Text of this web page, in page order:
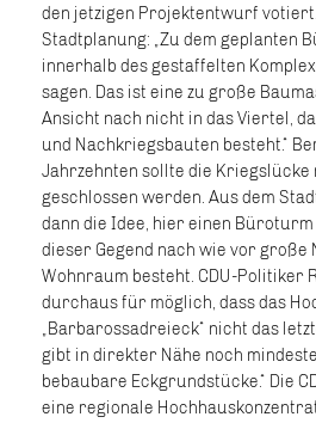
den jetzigen Projektentwurf
Stadtplanung: „Zu dem geplanten
innerhalb des gestaffelten
sagen. Das ist eine zu große
Ansicht nach nicht in das Viertel,
und Nachkriegsbauten besteht.“
Jahrzehnten sollte die Kriegslücke
geschlossen werden. Aus dem
dann die Idee, hier einen
dieser Gegend nach wie vor große
Wohnraum besteht. CDU-Politiker
durchaus für möglich, dass das
Barbarossadreieck“ nicht das
gibt in direkter Nähe noch
bebaubare Eckgrundstücke.“ Die
eine regionale